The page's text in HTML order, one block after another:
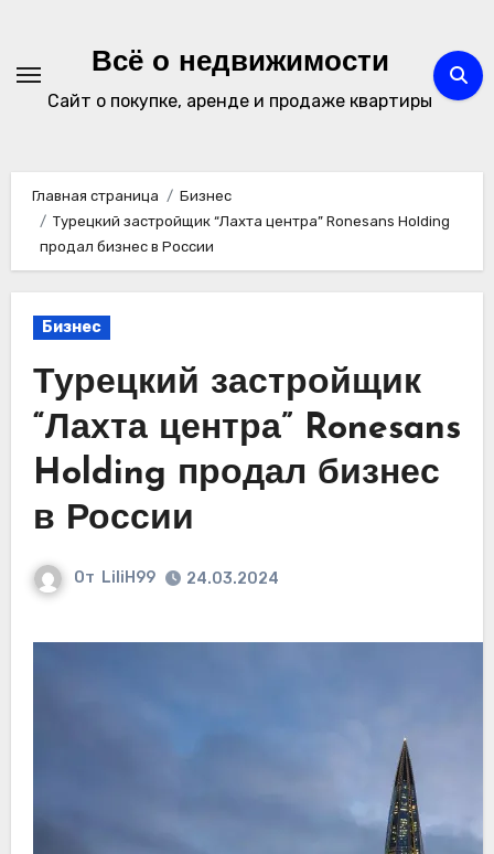
содержимомуВсё о недвижимости
Сайт о покупке, аренде и продаже квартиры
Главная страница
Бизнес
Турецкий застройщик “Лахта центра” Ronesans Holding
продал бизнес в России
Бизнес
Турецкий застройщик
“Лахта центра” Ronesans
Holding продал бизнес
в России
От LiliH99 24.03.2024